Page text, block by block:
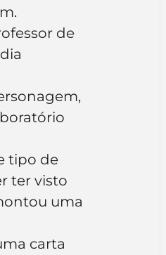
de
tipo de
ter visto
uma
carta